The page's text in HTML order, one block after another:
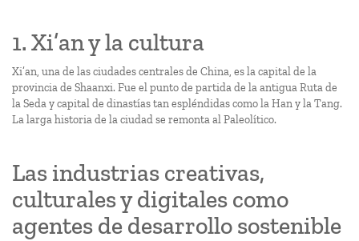
1. Xi’an y la cultura
Xi’an, una de las ciudades centrales de China, es la capital de la
provincia de Shaanxi. Fue el punto de partida de la antigua Ruta de
la Seda y capital de dinastías tan espléndidas como la Han y la Tang.
La larga historia de la ciudad se remonta al Paleolítico.
Las industrias creativas,
culturales y digitales como
agentes de desarrollo sostenible